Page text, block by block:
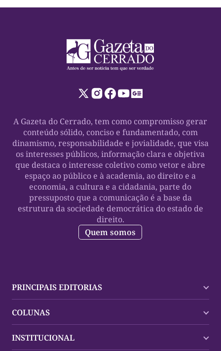
A Gazeta do Cerrado, tem como compromisso gerar
conteúdo sólido, conciso e fundamentado, com
dinamismo, responsabilidade e jovialidade, que visa
os interesses públicos, informação clara e objetiva
que destaca o interesse coletivo como vetor e abre
espaço ao público e à academia, ao direito e a
economia, a cultura e a cidadania, parte do
pressuposto que a comunicação é a base da
estrutura da sociedade democrática do estado de
direito.
Quem somos
PRINCIPAIS EDITORIAS
Palmas
Mundo
COLUNAS
Policial
INSTITUCIONAL